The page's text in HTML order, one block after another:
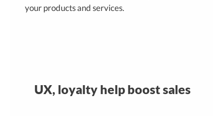
your products and services.
UX, loyalty help boost sales